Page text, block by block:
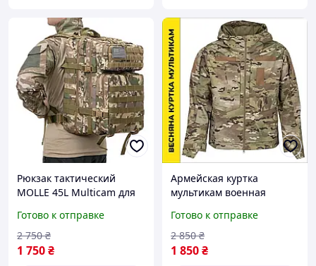
Рюкзак тактический
MOLLE 45L Multicam для
покрытием Мультикам
сумка WEST
Готово к отправке
1 750₴
2 750 ₴
Армейская куртка
мультикам военная
рип-стоп весенняя куртка
мультикам зсу WEST
Готово к отправке
1 850₴
2 850 ₴